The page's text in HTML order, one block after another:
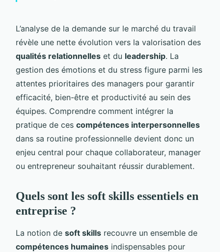
L’analyse de la demande sur le marché du travail
révèle une nette évolution vers la valorisation des
qualités relationnelles et du leadership. La
gestion des émotions et du stress figure parmi les
attentes prioritaires des managers pour garantir
efficacité, bien-être et productivité au sein des
équipes. Comprendre comment intégrer la
pratique de ces compétences interpersonnelles
dans sa routine professionnelle devient donc un
enjeu central pour chaque collaborateur, manager
ou entrepreneur souhaitant réussir durablement.
Quels sont les soft skills essentiels en
entreprise ?
La notion de soft skills recouvre un ensemble de
compétences humaines indispensables pour